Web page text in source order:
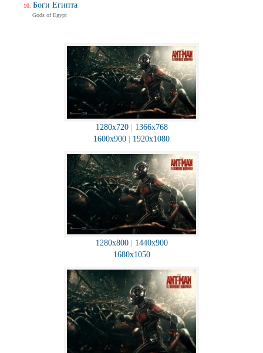
1280x720| 1366x768
1600x900 | 1920x1080
1280x800| 1440x900
1680x1050
Боги Египта
Gods of Egypt